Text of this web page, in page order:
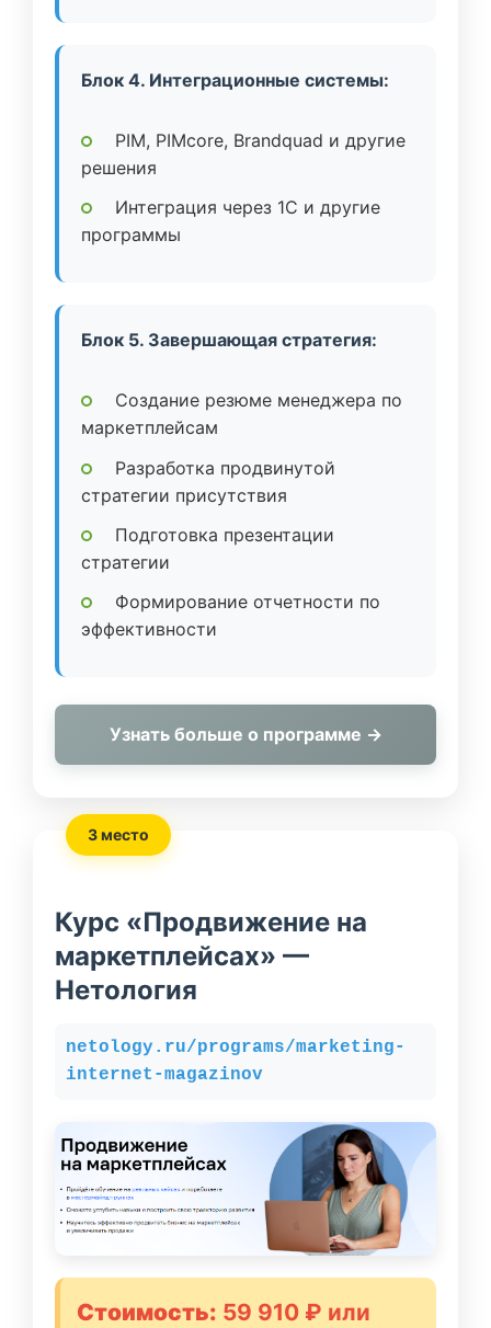
Блок 4. Интеграционные системы:
PIM, PIMcore, Brandquad и другие
решения
Интеграция через 1C и другие
программы
Блок 5. Завершающая стратегия:
Создание резюме менеджера по
маркетплейсам
Разработка продвинутой
стратегии присутствия
Подготовка презентации
стратегии
Формирование отчетности по
эффективности
Узнать больше о программе →
3 место
Курс «Продвижение на
маркетплейсах» —
Нетология
netology.ru/programs/marketing-
internet-magazinov
Стоимость: 59 910 ₽ или